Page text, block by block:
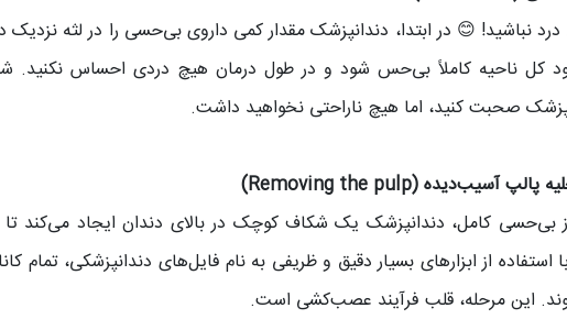
درد نباشید! 😊 در ابتدا، دندانپزشک مقدار کمی داروی بی‌حسی را در لثه
کل ناحیه کاملاً بی‌حس شود و در طول درمان هیچ دردی احساس نکنید.
صحبت کنید، اما هیچ ناراحتی نخواهید داشت.
بی‌حسی کامل، دندانپزشک یک شکاف کوچک در بالای دندان ایجاد می‌کند
استفاده از ابزارهای بسیار دقیق و ظریفی به نام فایل‌های دندانپزشکی،
این مرحله، قلب فرآیند عصب‌کشی است.